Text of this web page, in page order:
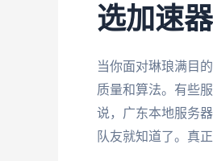
选加速
当你面对琳琅满目
质量和算法。有些
说，广东本地服务
队友就知道了。真